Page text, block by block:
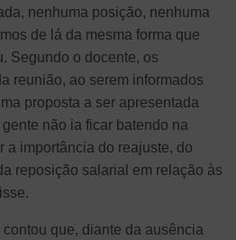
nenhuma posição, nenhuma
de lá da mesma forma que
Segundo o docente, os
reunião, ao serem informados
proposta a ser apresentada
não ia ficar batendo na
a importância do reajuste, do
reposição salarial em relação às
que, diante da ausência